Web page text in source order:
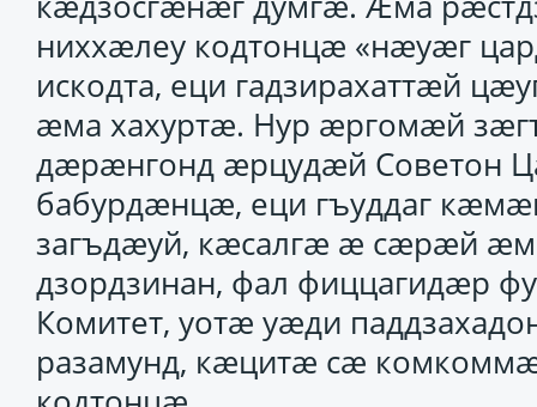
ниххӕлеу кодтонцӕ «нӕуӕг
искодта, еци гадзирахаттӕй
ӕма хахуртӕ. Нур ӕргомӕй
дӕрӕнгонд ӕрцудӕй Советон
бабурдӕнцӕ, еци гъуддаг
загъдӕуй, кӕсалгӕ ӕ сӕрӕй
дзордзинан, фал фиццагидӕр
Комитет, уотӕ уӕди
разамунд, кӕцитӕ сӕ